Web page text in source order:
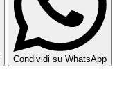
Condividi su WhatsApp